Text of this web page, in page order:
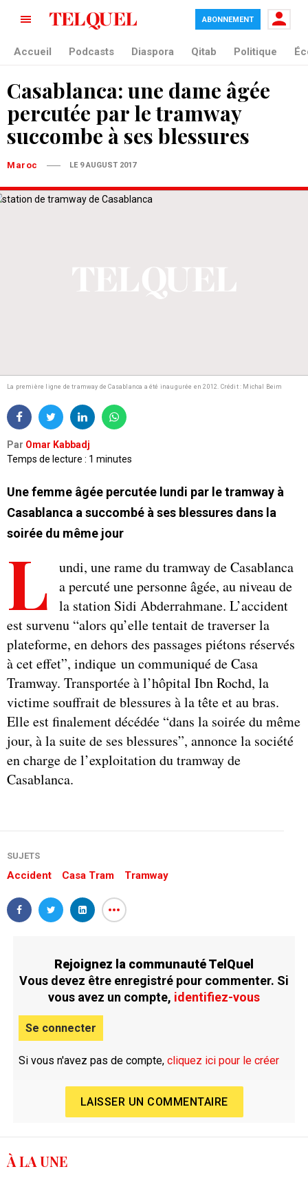
ABONNEMENT
Accueil Podcasts Diaspora Qitab Politique
Casablanca: une dame âgée
percutée par le tramway
succombe à ses blessures
Maroc LE 9 AUGUST 2017
La première ligne de tramway de Casablanca a été inaugurée en 2012. Crédit : Michal Beim
Par Omar Kabbadj
Temps de lecture : 1 minutes
Une femme âgée percutée lundi par le tramway à
Casablanca a succombé à ses blessures dans la
soirée du même jour
L
undi, une rame du tramway de Casablanca
a percuté une personne âgée, au niveau de
la station Sidi Abderrahmane. L’accident
est survenu “alors qu’elle tentait de traverser la
plateforme, en dehors des passages piétons réservés
à cet effet”, indique un communiqué de Casa
Tramway. Transportée à l’hôpital Ibn Rochd, la
victime souffrait de blessures à la tête et au bras.
Elle est finalement décédée “dans la soirée du même
jour, à la suite de ses blessures”, annonce la société
en charge de l’exploitation du tramway de
Casablanca.
SUJETS
Accident Casa Tram Tramway
Rejoignez la communauté TelQuel
Vous devez être enregistré pour commenter. Si
vous avez un compte, identifiez-vous
Se connecter
Si vous n'avez pas de compte, cliquez ici pour le créer
LAISSER UN COMMENTAIRE
À LA UNE